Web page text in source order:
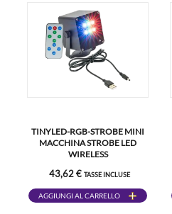
TINYLED-RGB-STROBE MINI
MACCHINA STROBE LED
WIRELESS
43,62 € TASSE INCLUSE
AGGIUNGI AL CARRELLO